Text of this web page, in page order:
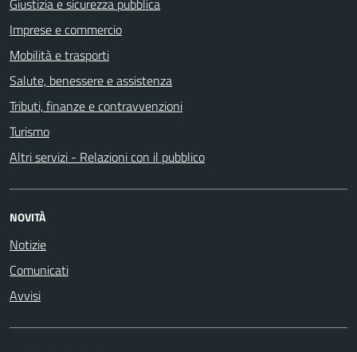
Imprese e commercio
Mobilità e trasporti
Salute, benessere e assistenza
Tributi, finanze e contravvenzioni
Turismo
Altri servizi - Relazioni con il pubblico
NOVITÀ
Notizie
Comunicati
Avvisi